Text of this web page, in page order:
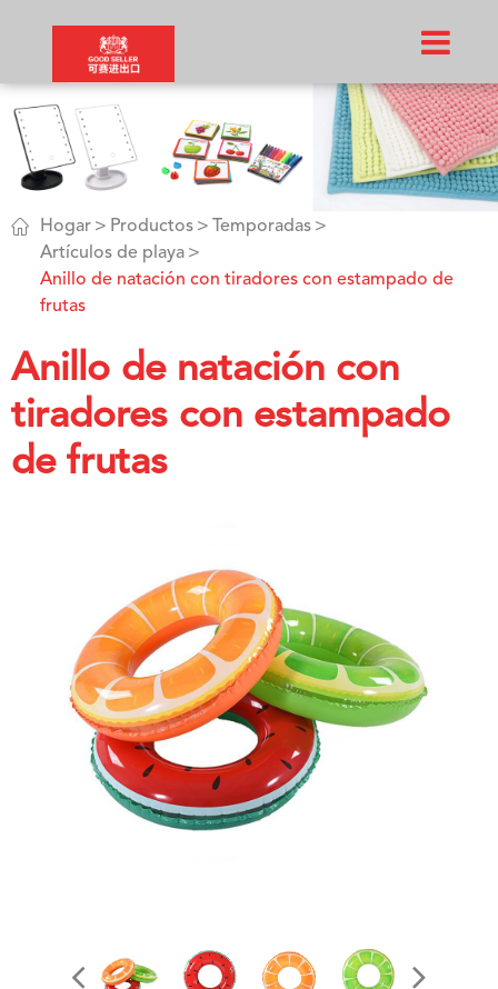
 Hogar Productos
Temporadas
Artículos de playa
Anillo de natación con tiradores con estampado de
frutas
Anillo de natación con
tiradores con estampado
de frutas